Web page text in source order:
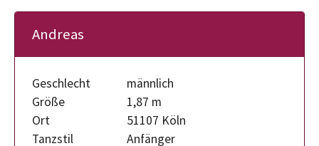
Andreas
Geschlecht
männlich
Größe
1,87 m
Ort
51107 Köln
Tanzstil
Anfänger